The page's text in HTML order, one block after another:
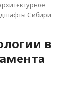
Сибири
в